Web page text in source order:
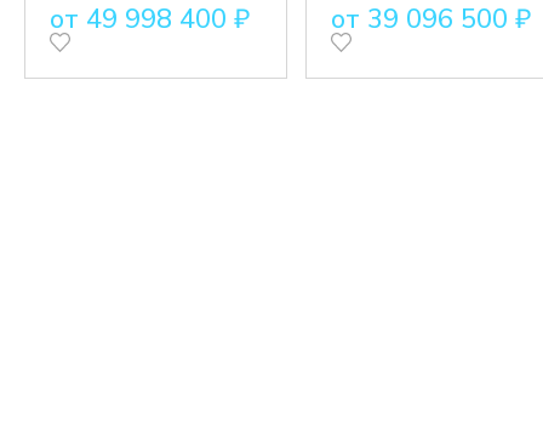
от 49 998 400 ₽ от 39 096 500 ₽